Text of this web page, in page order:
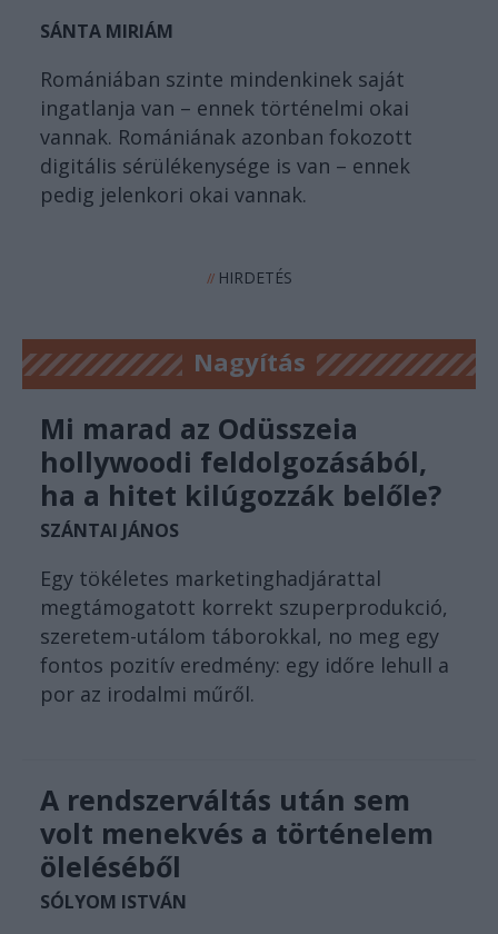
SÁNTA MIRIÁM
Romániában szinte mindenkinek saját
ingatlanja van – ennek történelmi okai
vannak. Romániának azonban fokozott
digitális sérülékenysége is van – ennek
pedig jelenkori okai vannak.
//HIRDETÉS
Nagyítás
Mi marad az Odüsszeia
hollywoodi feldolgozásából,
ha a hitet kilúgozzák belőle?
SZÁNTAI JÁNOS
Egy tökéletes marketinghadjárattal
megtámogatott korrekt szuperprodukció,
szeretem-utálom táborokkal, no meg egy
fontos pozitív eredmény: egy időre lehull a
por az irodalmi műről.
A rendszerváltás után sem
volt menekvés a történelem
öleléséből
SÓLYOM ISTVÁN